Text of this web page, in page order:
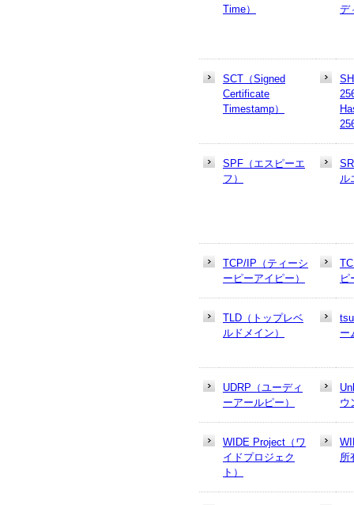
Time） デ
SCT（Signed
Certificate
Timestamp）
SPF（エスピーエ
フ）
ル
TCP/IP（ティーシ
ーピーアイピー）
ピ
TLD（トップレベ
ルドメイン）
ー
UDRP（ユーディ
ーアールピー）
ウ
WIDE Project（ワ
イドプロジェク
ト）
所